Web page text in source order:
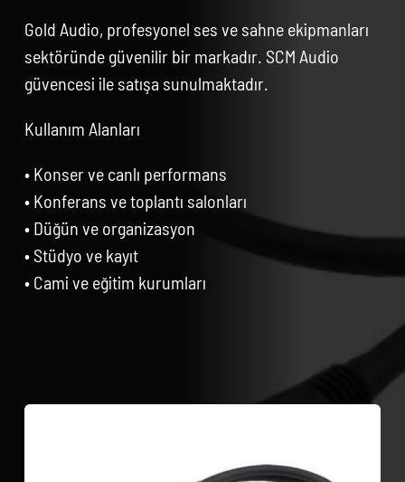
Gold Audio, profesyonel ses ve sahne ekipmanları
sektöründe güvenilir bir markadır. SCM Audio
güvencesi ile satışa sunulmaktadır.
Kullanım Alanları
• Konser ve canlı performans
• Konferans ve toplantı salonları
• Düğün ve organizasyon
• Stüdyo ve kayıt
• Cami ve eğitim kurumları